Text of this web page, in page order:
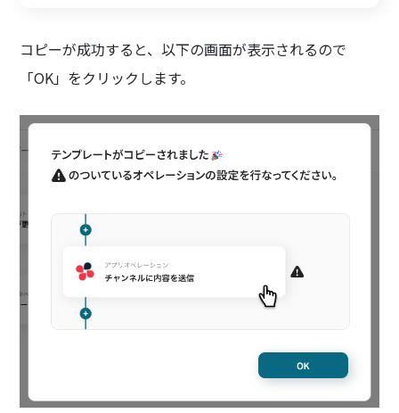
コピーが成功すると、以下の画面が表示されるので
「OK」をクリックします。